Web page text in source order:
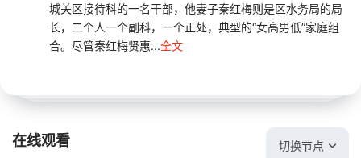
城关区接待科的一名干部，他妻子秦红梅则是区水务局的局
长，二个人一个副科，一个正处，典型的“女高男低”家庭组
合。尽管秦红梅贤惠...全文
在线观看 切换节点